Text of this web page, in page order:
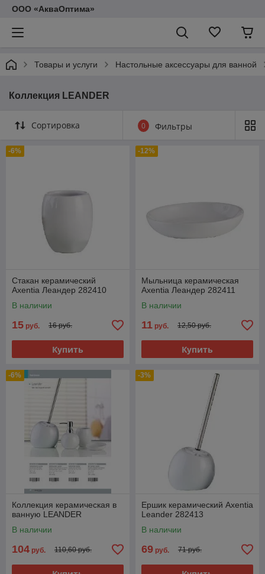
ООО «АкваОптима»
Товары и услуги Настольные аксессуары для ванной
Коллекция LEANDER
Сортировка 0 Фильтры
-6%
Стакан керамический
Axentia Леандер 282410
В наличии
15 руб. 16 руб.
Купить
-12%
Мыльница керамическая
Axentia Леандер 282411
В наличии
11 руб. 12,50 руб.
Купить
-6%
Коллекция керамическая в
ванную LEANDER
В наличии
104 руб. 110,60 руб.
-3%
Ершик керамический Axentia
Leander 282413
В наличии
69 руб. 71 руб.